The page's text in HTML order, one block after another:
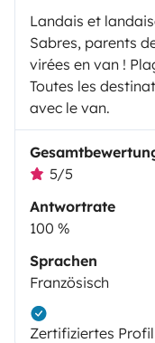
Landais et
Sabres, parents
virées en van !
Toutes les
avec le van.
5/5
Antwortrate
100 %
Sprachen
Französisch
Zertifiziertes Profil